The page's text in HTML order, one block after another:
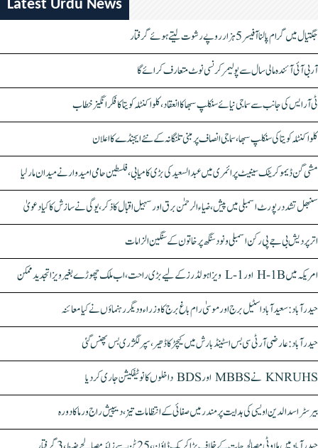
Latest Urdu News
جگتیال میں گرام پالنا آفیسر 5 ہزار روپے رشوت لیتے ہوئے گرفتار
آر بی آئی آئندہ مالی سال سے پولیمر کرنسی نوٹ متعارف کرائے گا
ٹی آر ایس کی جانب سے سماجی نیائے سنکلپ سبھا کا انعقاد، کلواکنٹلہ کویتا کا فکر انگیز خطاب
کلواکنٹلہ کویتا کی سنکلپ سبھا، سماجی انصاف پر مبنی تلنگانہ کے نئے ایجنڈے کا اعلان
مشی گن ڈیموکریٹک سینیٹ پرائمری میں عبدالسعید کی بڑی کامیابی، فلسطین حامی امیدوار نے میدان مار لیا
سنبھل تشدد رپورٹ اسمبلی میں پیش، ضیاء الرحمٰن برق اور سہیل اقبال کا ذکر، یوگی نے سازش کا کیا دعویٰ
اتر پردیش بی جے پی رکن اسمبلی ونود سنگھ پر خاتون کے سنگین الزامات
امریکہ میں H-1B اور L-1 ویزا ہولڈرز کے لیے بڑی راحت، اب ملک چھوڑے بغیر ویزا تجدید ممکن
حیدرآباد: سعیدآباد اسٹیل برج اور موسیٰ رام باغ برج کا وزراء و دیگر رہنماؤں نے کیا معائنہ
حیدرآباد: عارضی آر ٹی سی بس اسٹینڈ بارش میں کیچڑ کا ڈھیر، سپر لگژری بس پھنس گئی
KNRUHS نے MBBS اور BDS داخلوں کا نوٹیفکیشن جاری کر دیا
بیرسٹر اسدالدین اویسی کی ہدایت پر مندر میں صفائی کے انتظامات تیز، دیپیش راج ورما کا دورہ